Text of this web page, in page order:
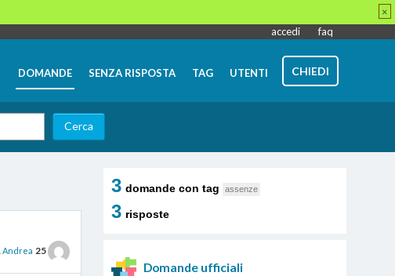
accedi faq
DOMANDE SENZA RISPOSTA TAG UTENTI CHIEDI
Andrea 25
3 domande con tag assenze
3 risposte
Domande ufficiali
×